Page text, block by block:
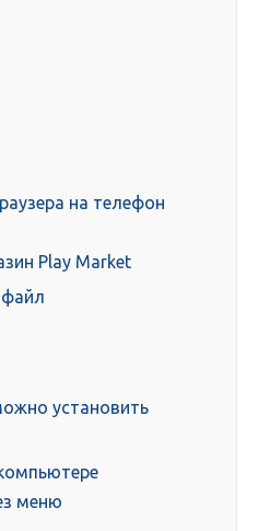
на телефон
Play Market
установить
меню